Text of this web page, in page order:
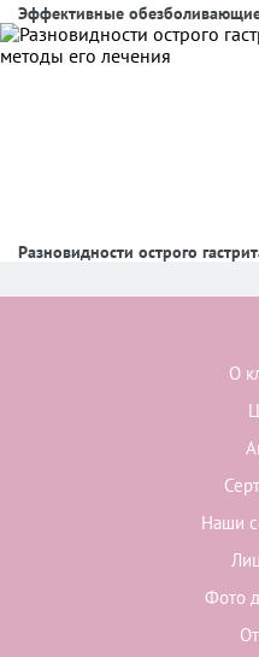
Эффективные обезболивающие
Разновидности острого
О
Наши
Фото